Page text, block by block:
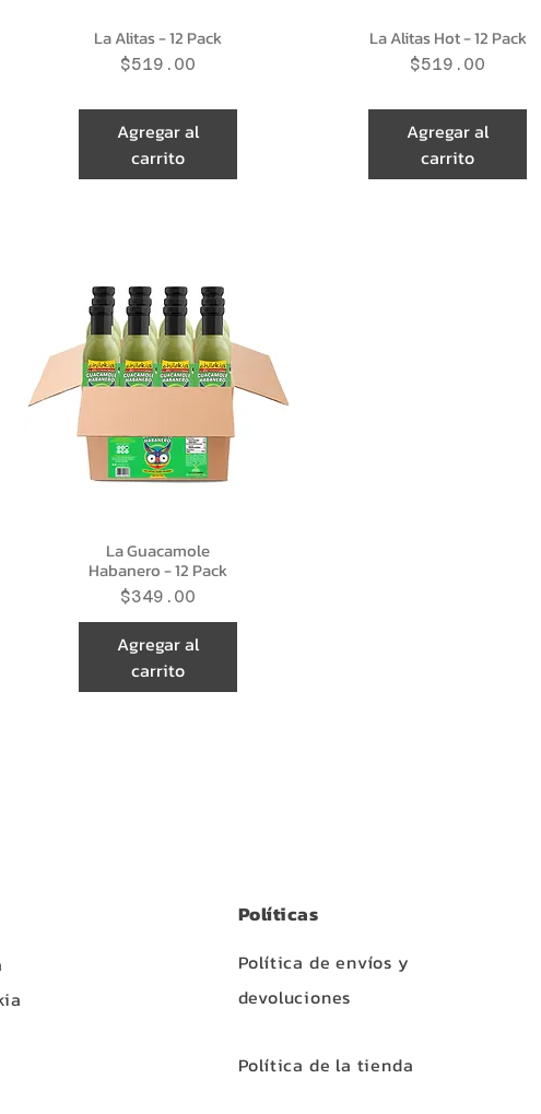
La Alitas - 12 Pack
Precio
$519.00
Agregar al
carrito
La Alitas Hot - 12 Pack
Precio
$519.00
Agregar al
carrito
La Guacamole
Habanero - 12 Pack
Precio
$349.00
Agregar al
carrito
Políticas
Política de envíos y
devoluciones
Política de la tienda